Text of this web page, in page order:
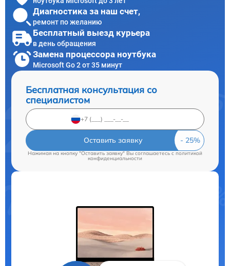
Диагностика за наш счет,
ремонт по желанию
Бесплатный выезд курьера
в день обращения
Замена процессора ноутбука
Microsoft Go 2 от 35 минут
Бесплатная консультация со
специалистом
Оставить заявку
Нажимая на кнопку "Оставить заявку" Вы соглашаетесь cполитикой
конфиденциальности